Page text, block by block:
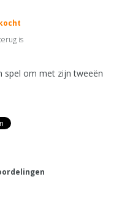
is
spel om met zijn tweeën